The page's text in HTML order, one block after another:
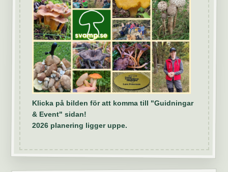
Klicka på bilden för att komma till "Guidningar
& Event" sidan!
2026 planering ligger uppe.